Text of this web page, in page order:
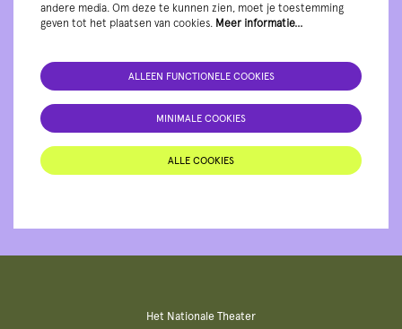
andere media. Om deze te kunnen zien, moet je toestemming
geven tot het plaatsen van cookies. Meer informatie…
ALLEEN FUNCTIONELE COOKIES
MINIMALE COOKIES
ALLE COOKIES
Het Nationale Theater